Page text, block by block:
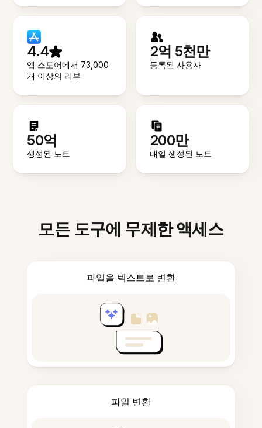
4.4
앱 스토어에서 73,000
개 이상의 리뷰
2억 5천만
등록된 사용자
50억
생성된 노트
200만
매일 생성된 노트
모든 도구에 무제한 액세스
파일을 텍스트로 변환
파일 변환